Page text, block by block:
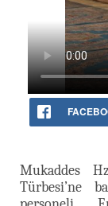
Mukaddes
Türbesi’ne